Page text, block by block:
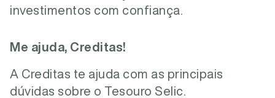
investimentos com confiança.
Me ajuda, Creditas!
A Creditas te ajuda com as principais
dúvidas sobre o Tesouro Selic.